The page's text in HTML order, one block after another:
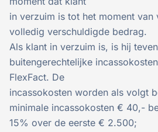
in verzuim is tot het moment van
volledig verschuldigde bedrag.
Als klant in verzuim is, is hij
buitengerechtelijke
FlexFact. De
incassokosten worden als volgt
minimale incassokosten € 40,-
15% over de eerste € 2.500;